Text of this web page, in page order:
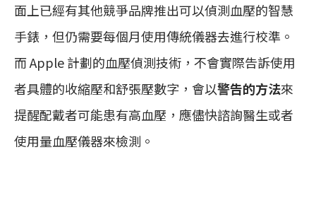
面上已經有其他競爭品牌推出可以偵測血壓的智慧
手錶，但仍需要每個月使用傳統儀器去進行校準。
而 Apple 計劃的血壓偵測技術，不會實際告訴使用
者具體的收縮壓和舒張壓數字，會以警告的方法來
提醒配戴者可能患有高血壓，應儘快諮詢醫生或者
使用量血壓儀器來檢測。